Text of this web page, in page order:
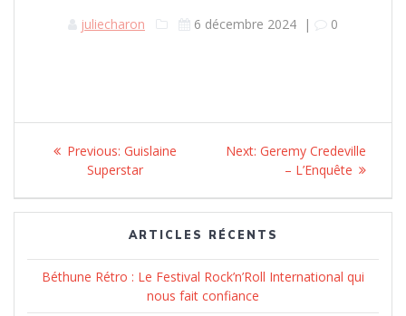
juliecharon 6 décembre 2024 | 0
Navigation
l’article
Previous: Previous
post:
Guislaine
Superstar
Next: Next
post:
Geremy Credeville
– L’Enquête
ARTICLES RÉCENTS
Béthune Rétro : Le Festival Rock’n’Roll International qui
nous fait confiance